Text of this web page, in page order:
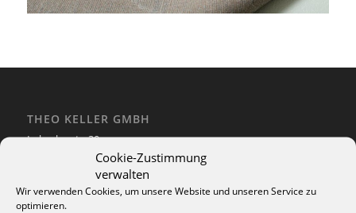
Cookie-Zustimmung
verwalten
Wir verwenden Cookies, um unsere Website und unseren Service zu
optimieren.
THEO KELLER GMBH
Lohackerstr. 30
44867 Bochum
phone: + 49 (2327) 3083 - 20
e-mail:info@theko-collection.com